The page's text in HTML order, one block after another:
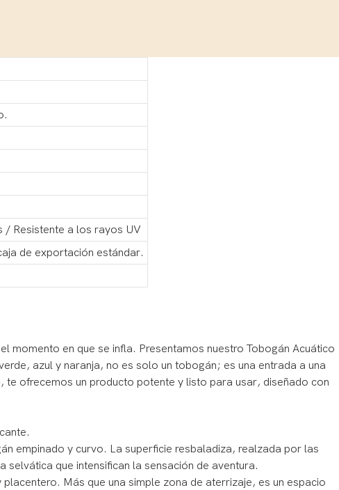
/ Resistente a los rayos UV
de exportación estándar.
momento en que se infla. Presentamos nuestro Tobogán Acuático
azul y naranja, no es solo un tobogán; es una entrada a una
ofrecemos un producto potente y listo para usar, diseñado con
empinado y curvo. La superficie resbaladiza, realzada por las
que intensifican la sensación de aventura.
Más que una simple zona de aterrizaje, es un espacio